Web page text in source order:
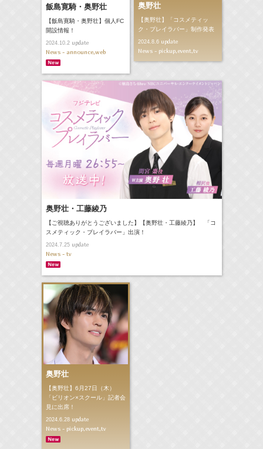
飯島寛騎・奥野壮
【飯島寛騎・奥野壮】個人FC
開設情報！
2024.10.2update
News - announce,web
奥野壮
【奥野壮】「コスメティッ
ク・プレイラバー」制作発表
2024.8.6update
News - pickup,event,tv
奥野壮・工藤綾乃
【ご視聴ありがとうございました】【奥野壮・工藤綾乃】 「コ
スメティック・プレイラバー」出演！
2024.7.25update
News - tv
奥野壮
【奥野壮】6月27日（木）
「ビリオン×スクール」記者会
見に出席！
2024.6.28update
News - pickup,event,tv